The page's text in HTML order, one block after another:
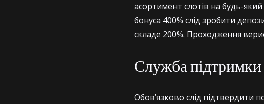
асортимент слотів на будь-
бонуса 400% слід зробити
складе 200%. Проходження
Служба
Обов’язково слід підтвердити